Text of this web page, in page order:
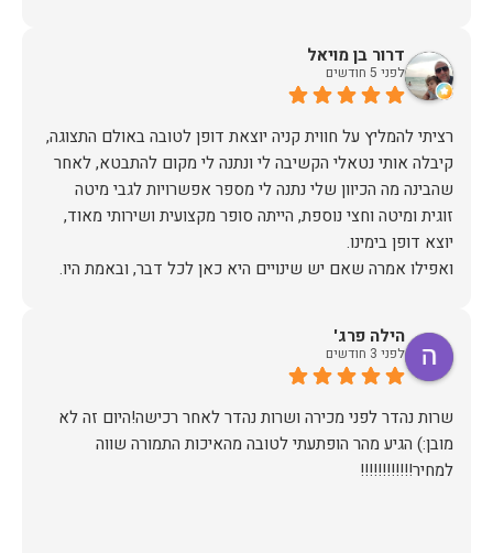
דרור בן מויאל
לפני 5 חודשים
רציתי להמליץ על חווית קניה יוצאת דופן לטובה באולם התצוגה,
קיבלה אותי נטאלי הקשיבה לי ונתנה לי מקום להתבטא, לאחר
שהבינה מה הכיוון שלי נתנה לי מספר אפשרויות לגבי מיטה
זוגית ומיטה וחצי נוספת, הייתה סופר מקצועית ושירותי מאוד,
תודה.
הילה פרג'
לפני 3 חודשים
שרות נהדר לפני מכירה ושרות נהדר לאחר רכישה!היום זה לא
מובן:) הגיע מהר הופתעתי לטובה מהאיכות התמורה שווה
למחיר!!!!!!!!!!!!